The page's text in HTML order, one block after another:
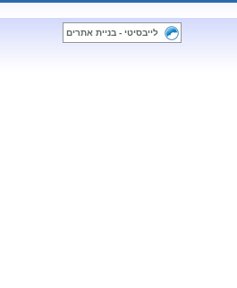
לייבסיטי - בניית אתרים